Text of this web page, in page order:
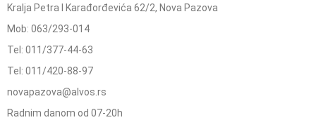
Kralja Petra I Karađorđevića 62/2, Nova Pazova
Mob: 063/293-014
Tel: 011/377-44-63
Tel: 011/420-88-97
novapazova@alvos.rs
Radnim danom od 07-20h